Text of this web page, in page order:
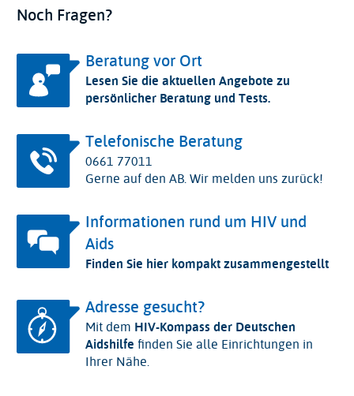
Noch Fragen?
Beratung vor Ort
Lesen Sie die aktuellen Angebote zu
persönlicher Beratung und Tests.
Telefonische Beratung
0661 77011
Gerne auf den AB. Wir melden uns zurück!
Informationen rund um HIV und
Aids
Finden Sie hier kompakt zusammengestellt
Adresse gesucht?
Mit dem HIV-Kompass der Deutschen
Aidshilfe finden Sie alle Einrichtungen in
Ihrer Nähe.